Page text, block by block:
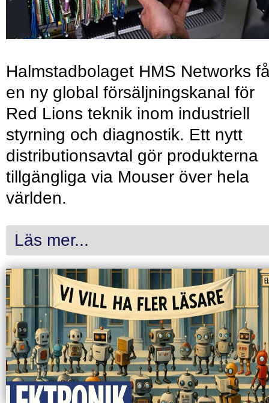
Halmstadbolaget HMS Networks
en ny global försäljningskanal för
Red Lions teknik inom industriell
styrning och diagnostik. Ett nytt
distributionsavtal gör produkterna
tillgängliga via Mouser över hela
världen.
Läs mer...